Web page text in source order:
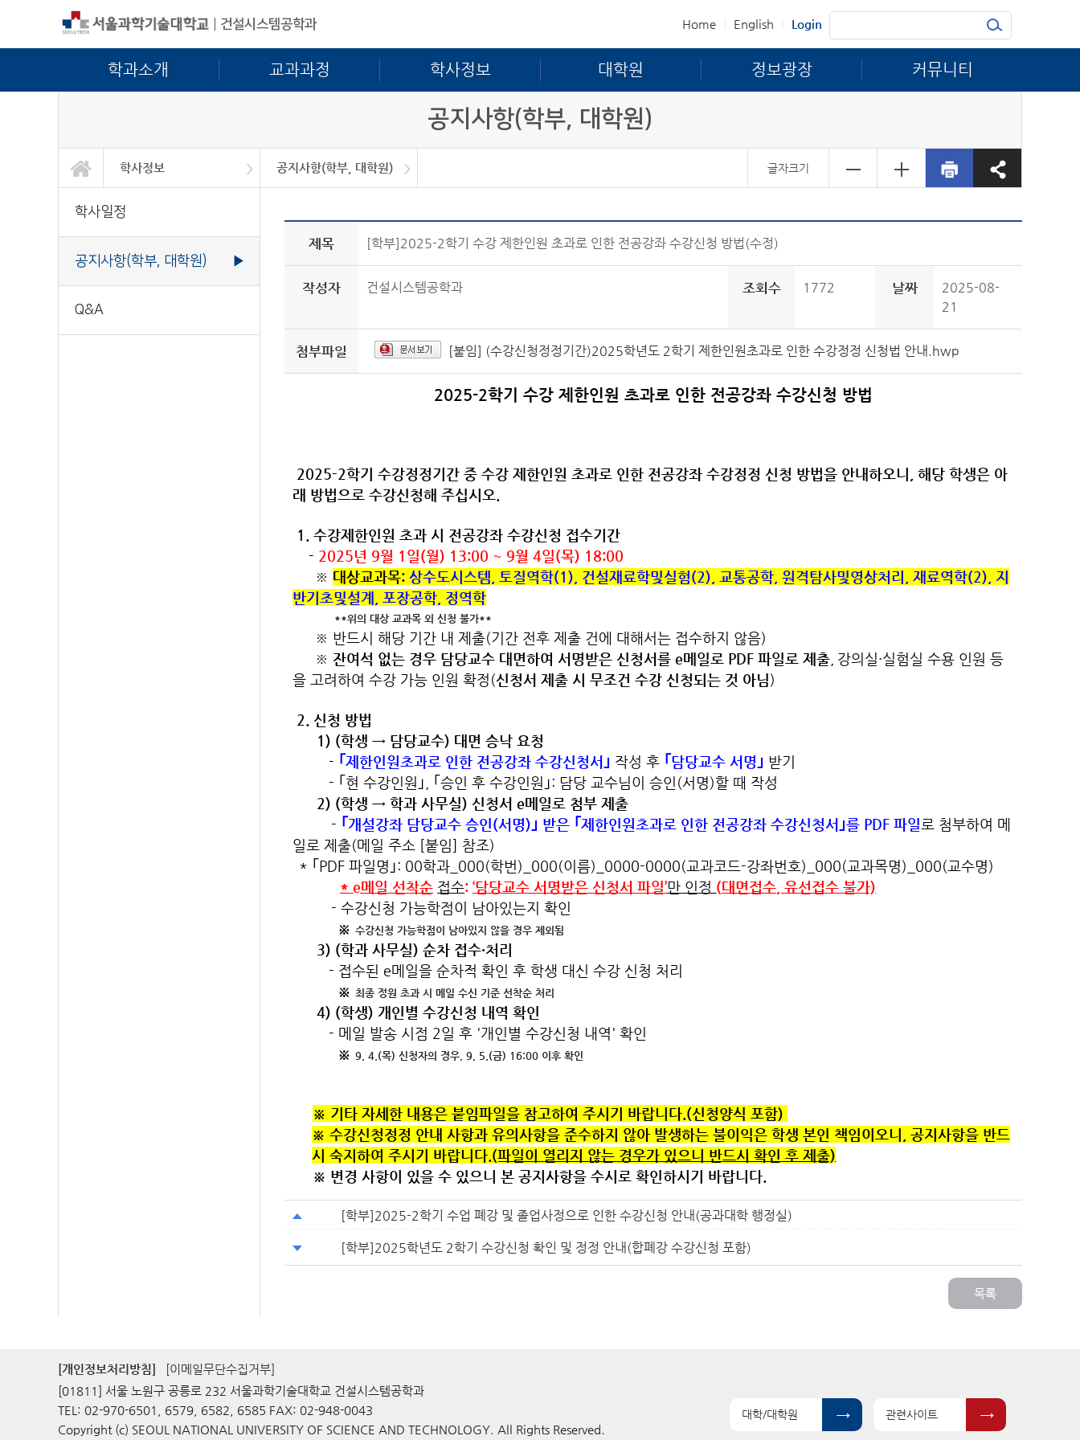
건설시스템공학과 Home English Login
학과소개 교과과정 학사정보 대학원 정보광장 커뮤니티
공지사항(학부, 대학원)
학사정보
학과소개
교과과정
학사정보
대학원
정보광장
커뮤니티
공지사항(학부, 대학원)
학사일정
공지사항(학부, 대학원)
Q&A
글자크기
학사일정
공지사항(학부, 대학원) ▶
Q&A
제목 [학부]2025-2학기 수강 제한인원 초과로 인한 전공강좌 수강신청 방법(수정)
작성자 건설시스템공학과 조회수 1772 날짜
2025-08-
21
첨부파일 [붙임] (수강신청정정기간)2025학년도 2학기 제한인원초과로 인한 수강정정 신청법 안내.hwp
2025-2학기 수강 제한인원 초과로 인한 전공강좌 수강신청 방법
2025-2학기 수강정정기간 중 수강 제한인원 초과로 인한 전공강좌 수강정정 신청 방법을 안내하오니, 해당 학생은 아
래 방법으로 수강신청해 주십시오.
1. 수강제한인원 초과 시 전공강좌 수강신청 접수기간
- 2025년 9월 1일(월) 13:00 ~ 9월 4일(목) 18:00
※ 대상교과목: 상수도시스템, 토질역학(1), 건설재료학및실험(2), 교통공학, 원격탐사및영상처리, 재료역학(2), 지
반기초및설계, 포장공학, 정역학
**위의 대상 교과목 외 신청 불가**
※ 반드시 해당 기간 내 제출(기간 전후 제출 건에 대해서는 접수하지 않음)
※ 잔여석 없는 경우 담당교수 대면하여 서명받은 신청서를 e메일로 PDF 파일로 제출 강의실·실험실 수용 인원 등
을 고려하여 수강 가능 인원 확정(신청서 제출 시 무조건 수강 신청되는 것 아님)
2. 신청 방법
1) (학생 → 담당교수) 대면 승낙 요청
- ｢제한인원초과로 인한 전공강좌 수강신청서｣ 작성 후 ｢담당교수 서명｣ 받기
- ｢현 수강인원｣, ｢승인 후 수강인원｣: 담당 교수님이 승인(서명)할 때 작성
2) (학생 → 학과 사무실) 신청서 e메일로 첨부 제출
- ｢개설강좌 담당교수 승인(서명)｣ 받은 ｢제한인원초과로 인한 전공강좌 수강신청서｣를 PDF 파일로 첨부하여 메
일로 제출(메일 주소 [붙임] 참조)
* ｢PDF 파일명｣: 00학과_000(학번)_000(이름)_0000-0000(교과코드-강좌번호)_000(교과목명)_000(교수명)
* e메일 선착순 접수:‘담당교수 서명받은 신청서 파일’만 인정 (대면접수 ,유선접수 불가)
- 수강신청 가능학점이 남아있는지 확인
※ 수강신청 가능학점이 남아있지 않을 경우 제외됨
3) (학과 사무실) 순차 접수·처리
- 접수된 e메일을 순차적 확인 후 학생 대신 수강 신청 처리
※ 최종 정원 초과 시 메일 수신 기준 선착순 처리
4) (학생) 개인별 수강신청 내역 확인
- 메일 발송 시점 2일 후 '개인별 수강신청 내역' 확인
※ 9. 4.(목) 신청자의 경우, 9. 5.(금) 16:00 이후 확인
※ 기타 자세한 내용은 붙임파일을 참고하여 주시기 바랍니다.(신청양식 포함)
※ 수강신청정정 안내 사항과 유의사항을 준수하지 않아 발생하는 불이익은 학생 본인 책임이오니, 공지사항을 반드
시 숙지하여 주시기 바랍니다. (파일이 열리지 않는 경우가 있으니 반드시 확인 후 제출)
※ 변경 사항이 있을 수 있으니 본 공지사항을 수시로 확인하시기 바랍니다.
[학부]2025-2학기 수업 폐강 및 졸업사정으로 인한 수강신청 안내(공과대학 행정실)
[학부]2025학년도 2학기 수강신청 확인 및 정정 안내(합폐강 수강신청 포함)
[개인정보처리방침]
[이메일무단수집거부]
[01811] 서울 노원구 공릉로 232 서울과학기술대학교 건설시스템공학과
TEL: 02-970-6501, 6579, 6582, 6585 FAX: 02-948-0043
Copyright (c) SEOUL NATIONAL UNIVERSITY OF SCIENCE AND TECHNOLOGY. All Rights Reserved.
대학/대학원 관련사이트